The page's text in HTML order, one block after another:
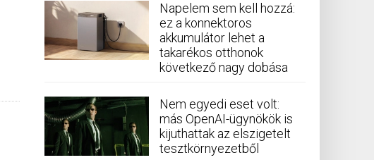
Napelem sem kell hozzá:
ez a konnektoros
akkumulátor lehet a
takarékos otthonok
következő nagy dobása
Nem egyedi eset volt:
más OpenAI-ügynökök is
kijuthattak az elszigetelt
tesztkörnyezetből